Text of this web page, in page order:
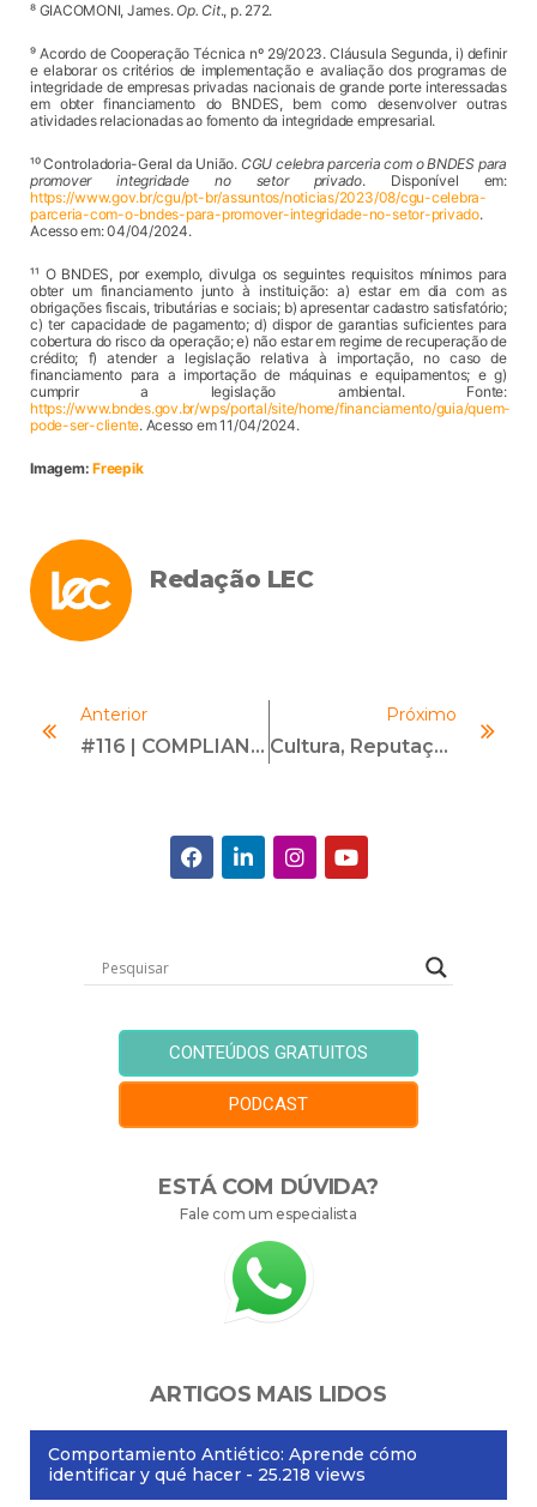
⁸ GIACOMONI, James. Op. Cit., p. 272.
⁹ Acordo de Cooperação Técnica nº 29/2023. Cláusula Segunda, i) definir
e elaborar os critérios de implementação e avaliação dos programas de
integridade de empresas privadas nacionais de grande porte interessadas
em obter financiamento do BNDES, bem como desenvolver outras
atividades relacionadas ao fomento da integridade empresarial.
¹⁰ Controladoria-Geral da União. CGU celebra parceria com o BNDES para
promover integridade no setor privado. Disponível em:
https://www.gov.br/cgu/pt-br/assuntos/noticias/2023/08/cgu-celebra-
parceria-com-o-bndes-para-promover-integridade-no-setor-privado.
Acesso em: 04/04/2024.
¹¹ O BNDES, por exemplo, divulga os seguintes requisitos mínimos para
obter um financiamento junto à instituição: a) estar em dia com as
obrigações fiscais, tributárias e sociais; b) apresentar cadastro satisfatório;
c) ter capacidade de pagamento; d) dispor de garantias suficientes para
cobertura do risco da operação; e) não estar em regime de recuperação de
crédito; f) atender a legislação relativa à importação, no caso de
financiamento para a importação de máquinas e equipamentos; e g)
cumprir a legislação ambiental. Fonte:
https://www.bndes.gov.br/wps/portal/site/home/financiamento/guia/quem-
pode-ser-cliente. Acesso em 11/04/2024.
Imagem:Freepik
Redação LEC
Anterior
#116 | COMPLIANCE NO MERCADO DE CAPITAIS | Com Daniele Rosa
Próximo
Cultura, Reputação E Patrimônio Financeiro – As Novas Diretrizes Do Compliance Moderno
CONTEÚDOS GRATUITOS
PODCAST
ESTÁ COM DÚVIDA?
Fale com um especialista
ARTIGOS MAIS LIDOS
Comportamiento Antiético: Aprende cómo
identificar y qué hacer - 25.218 views